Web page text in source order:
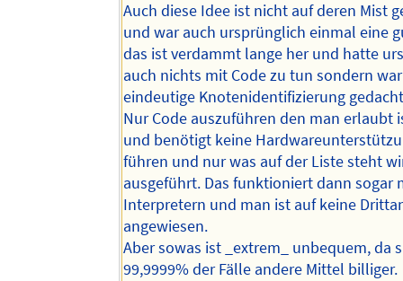
Auch diese Idee ist nicht auf deren Mist
und war auch ursprünglich einmal eine
das ist verdammt lange her und hatte
auch nichts mit Code zu tun sondern
eindeutige Knotenidentifizierung
Nur Code auszuführen den man erlaubt
und benötigt keine
führen und nur was auf der Liste steht
ausgeführt. Das funktioniert dann sogar
Interpretern und man ist auf keine
angewiesen.
Aber sowas ist _extrem_ unbequem, da
99,9999% der Fälle andere Mittel billiger.